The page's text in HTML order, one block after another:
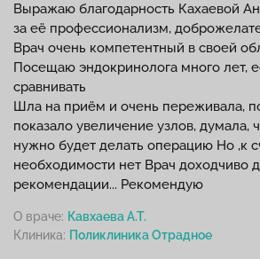
Выражаю благодарность Кахаевой
за её профессионализм,
Врач очень компетентный в своей
Посещаю эндокринолога много лет,
сравнивать
Шла на приём и очень переживала,
показало увеличение узлов, думала,
нужно будет делать операцию Но ,к
необходимости нет Врач доходчиво
рекомендации... Рекомендую
О враче: Кавхаева А.Т.
Клиника: